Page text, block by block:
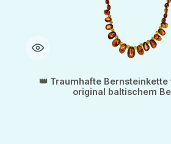
👑 Traumhafte Bernsteinkette
original baltischem